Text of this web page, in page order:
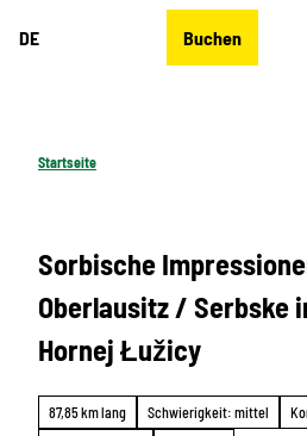
DE Buchen
Startseite
Sorbische
Oberlausitz / Serbske
Hornej Łužicy
87,85 km lang Schwierigkeit: mittel